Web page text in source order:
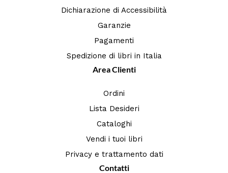
Dichiarazione di Accessibilità
Garanzie
Pagamenti
Spedizione di libri in Italia
Area Clienti
Ordini
Lista Desideri
Cataloghi
Vendi i tuoi libri
Privacy e trattamento dati
Contatti